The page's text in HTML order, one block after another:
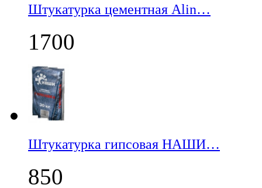
Штукатурка цементная Alin…
1700
Штукатурка гипсовая НАШИ…
850